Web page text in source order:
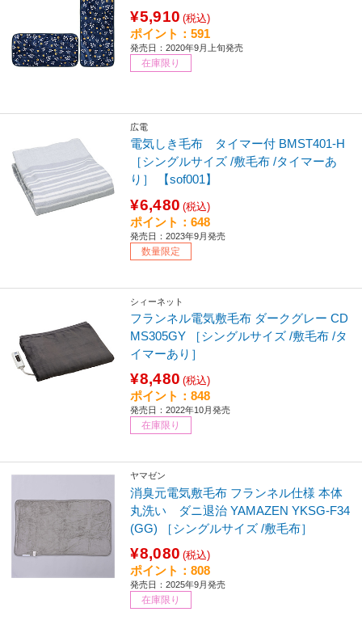
¥5,910 (税込)
ポイント：591
発売日：2020年9月上旬発売
在庫限り
広電
電気しき毛布 タイマー付 BMST401-H
［シングルサイズ /敷毛布 /タイマーあ
り］ 【sof001】
¥6,480 (税込)
ポイント：648
発売日：2023年9月発売
数量限定
シィーネット
フランネル電気敷毛布 ダークグレー CD
MS305GY ［シングルサイズ /敷毛布 /タ
イマーあり］
¥8,480 (税込)
ポイント：848
発売日：2022年10月発売
在庫限り
ヤマゼン
消臭元電気敷毛布 フランネル仕様 本体
丸洗い ダニ退治 YAMAZEN YKSG-F34
(GG) ［シングルサイズ /敷毛布］
¥8,080 (税込)
ポイント：808
発売日：2025年9月発売
在庫限り